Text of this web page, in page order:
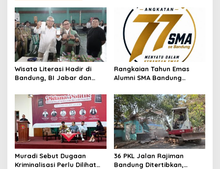
Wisata Literasi Hadir di
Bandung, BI Jabar dan
Kuliner, Hingga Edukasi
Digital
Rangkaian Tahun Emas
Alumni SMA Bandung
Ratusan Alumni Akan Ikuti
Jalan Sehat
Muradi Sebut Dugaan
Kriminalisasi Perlu Dilihat
36 PKL Jalan Rajiman
Bandung Ditertibkan,